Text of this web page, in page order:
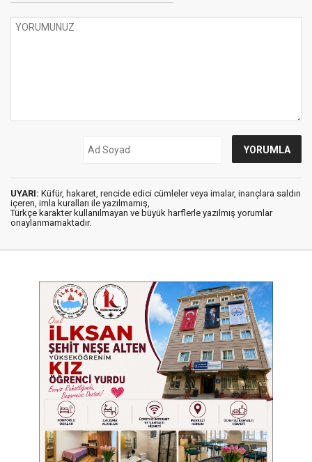
UYARI: Küfür, hakaret, rencide edici cümleler veya imalar, inançlara saldırı
içeren, imla kuralları ile yazılmamış,
Türkçe karakter kullanılmayan ve büyük harflerle yazılmış yorumlar
onaylanmamaktadır.